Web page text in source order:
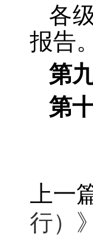
各
报告。
第
第
上一
行）》